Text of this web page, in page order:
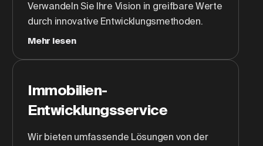
Verwandeln Sie Ihre Vision in greifbare Werte
durch innovative Entwicklungsmethoden.
Mehr lesen
Immobilien-
Entwicklungsservice
Wir bieten umfassende Lösungen von der